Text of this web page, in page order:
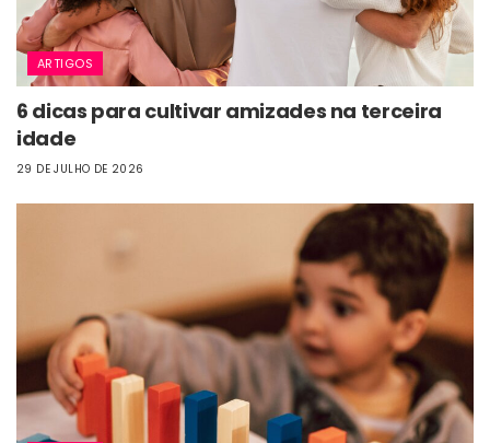
ARTIGOS
6 dicas para cultivar amizades na terceira
idade
29 DE JULHO DE 2026